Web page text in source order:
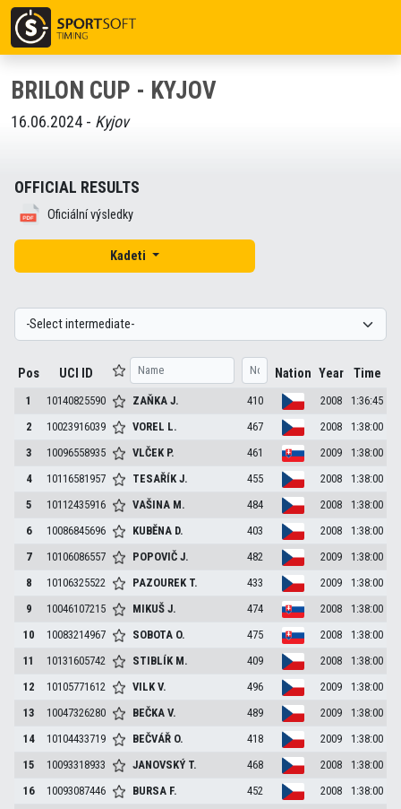
BRILON CUP - KYJOV
16.06.2024 - Kyjov
OFFICIAL RESULTS
Oficiální výsledky
Kadeti
Pos UCI ID Nation Year Time
1 10140825590 ZAŇKAJ. 410 2008
1:36:45
2
10023916039 VOREL L. 467 2008
1:38:00
3
10096558935 VLČEK P. 461 2009
1:38:00
4
10116581957 TESAŘÍKJ. 455 2008
1:38:00
5
10112435916 VAŠINA M. 484 2008
1:38:00
6
10086845696 KUBĚNA D. 403 2008
1:38:00
7
10106086557 POPOVIČJ. 482 2009
1:38:00
8
10106325522 PAZOUREK T. 433 2009
1:38:00
9
10046107215 MIKUŠJ. 474 2008
1:38:00
10
10083214967 SOBOTA O. 475 2008
1:38:00
11
10131605742 STIBLÍK M. 409 2008
1:38:00
12
10105771612 VILKV. 496 2009
1:38:00
13
10047326280 BEČKAV. 489 2009
1:38:00
14
10104433719 BEČVÁŘ O. 418 2009
1:38:00
15
10093318933 JANOVSKÝ T. 468 2008
1:38:00
16
10093087446 BURSA F. 452 2008
1:38:00